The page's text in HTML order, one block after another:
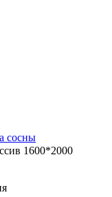
сосны
1600*2000